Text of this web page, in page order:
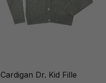
Cardigan Dr. Kid Fille